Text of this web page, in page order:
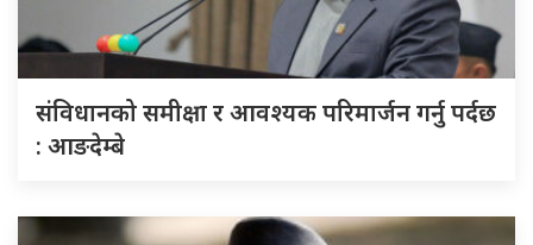
संविधानको समीक्षा र आवश्यक परिमार्जन गर्नु पर्दछ
: आङदेम्बे